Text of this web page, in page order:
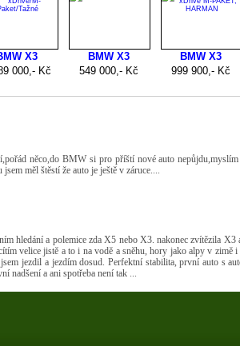
něco,do BMW si pro příští nové auto
měl štěstí že auto je ještě v záruce....
hledání a polemice zda X5 nebo X3. nakonec zvítězila X3
velice jistě a to i na vodě a sněhu, hory jako alpy v zimě
jezdil a jezdím dosud. Perfektní stabilita, první auto s
nadšení a ani spotřeba není tak ...